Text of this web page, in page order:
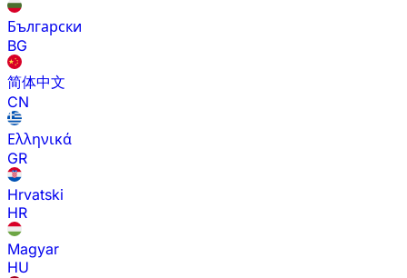
Български
BG
简体中文
CN
Ελληνικά
GR
Hrvatski
HR
Magyar
HU